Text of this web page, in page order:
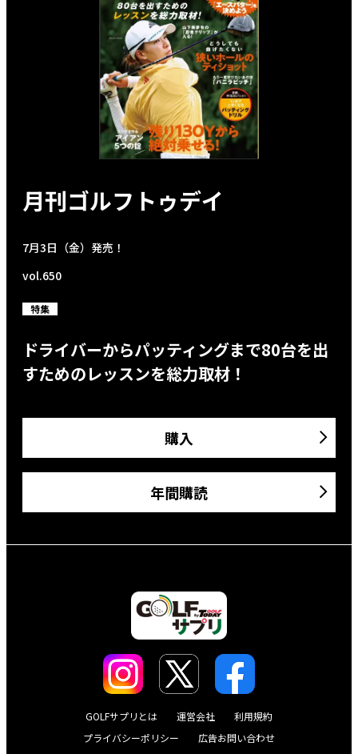
月刊ゴルフトゥデイ
7月3日（金）発売！
vol.650
特集
ドライバーからパッティングまで80台を出
すためのレッスンを総力取材！
購入
年間購読
GOLFサプリとは 運営会社
利用規約
プライバシーポリシー
広告お問い合わせ